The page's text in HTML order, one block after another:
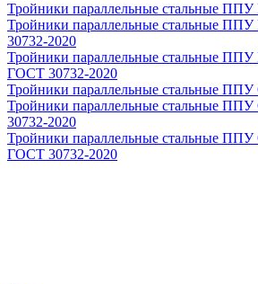
Тройники параллельные стальные
Тройники параллельные стальные
30732-2020
Тройники параллельные стальные
ГОСТ 30732-2020
Тройники параллельные стальные
Тройники параллельные стальные
30732-2020
Тройники параллельные стальные
ГОСТ 30732-2020